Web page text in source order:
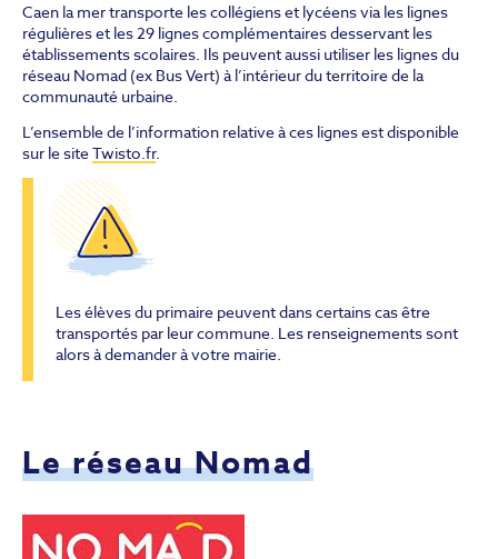
Caen la mer transporte les collégiens et lycéens via les lignes
régulières et les 29 lignes complémentaires desservant les
établissements scolaires. Ils peuvent aussi utiliser les lignes du
réseau Nomad (ex Bus Vert) à l’intérieur du territoire de la
communauté urbaine.
L’ensemble de l’information relative à ces lignes est disponible
sur le siteTwisto.fr.
Les élèves du primaire peuvent dans certains cas être
transportés par leur commune. Les renseignements sont
alors à demander à votre mairie.
Le réseau Nomad